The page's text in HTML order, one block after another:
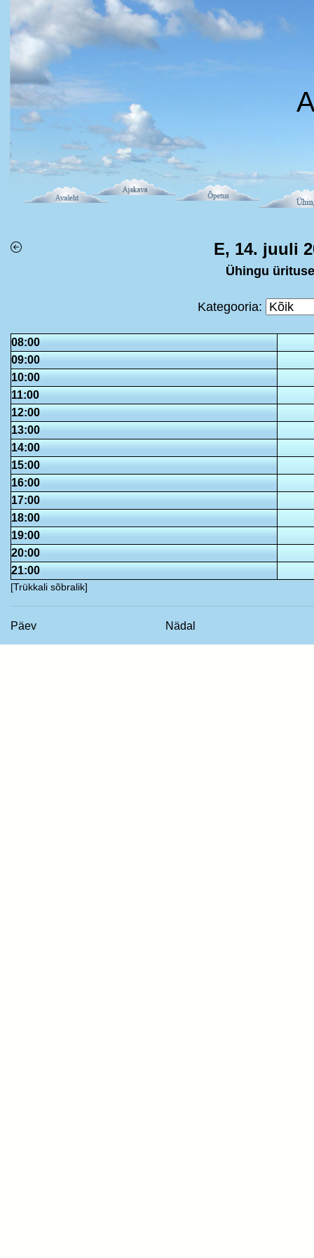
E, 14. juuli
Ühingu
Kategooria:
08:00
09:00
10:00
11:00
12:00
13:00
14:00
15:00
16:00
17:00
18:00
19:00
20:00
21:00
[Trükkali sõbralik]
Päev Nädal